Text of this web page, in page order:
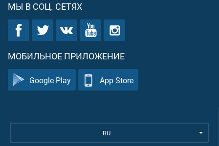
МЫ В СОЦ. СЕТЯХ
МОБИЛЬНОЕ ПРИЛОЖЕНИЕ
Google Play App Store
RU